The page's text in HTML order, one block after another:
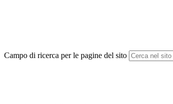
Campo di ricerca per le pagine del sito